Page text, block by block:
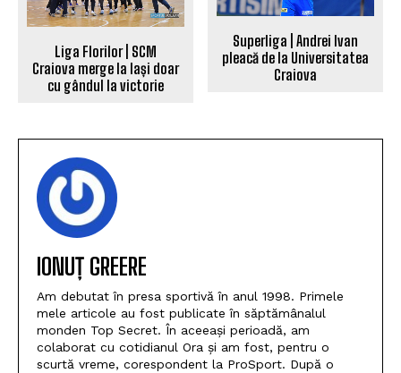
Liga Florilor | SCM
Craiova merge la Iași doar
cu gândul la victorie
Superliga | Andrei Ivan
pleacă de la Universitatea
Craiova
IONUȚ GREERE
Am debutat în presa sportivă în anul 1998. Primele
mele articole au fost publicate în săptămânalul
monden Top Secret. În aceeași perioadă, am
colaborat cu cotidianul Ora și am fost, pentru o
scurtă vreme, corespondent la ProSport. După o